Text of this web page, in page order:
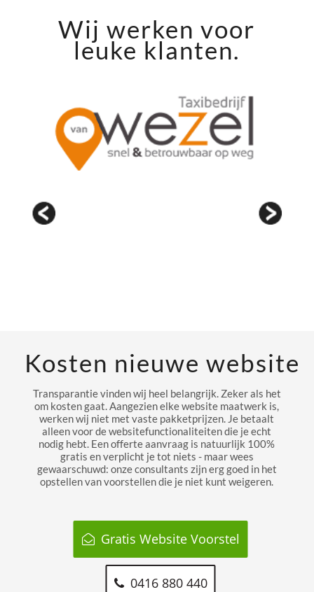
Wij werken voor
leuke klanten.
Kosten nieuwe website
Transparantie vinden wij heel belangrijk. Zeker als het
om kosten gaat. Aangezien elke website maatwerk is,
werken wij niet met vaste pakketprijzen. Je betaalt
alleen voor de websitefunctionaliteiten die je echt
nodig hebt. Een offerte aanvraag is natuurlijk 100%
gratis en verplicht je tot niets - maar wees
gewaarschuwd: onze consultants zijn erg goed in het
opstellen van voorstellen die je niet kunt weigeren.
Gratis Website Voorstel
0416 880 440